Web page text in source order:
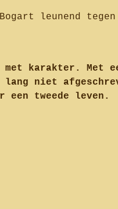
leunend tegen
met karakter. Met
niet
een tweede leven.